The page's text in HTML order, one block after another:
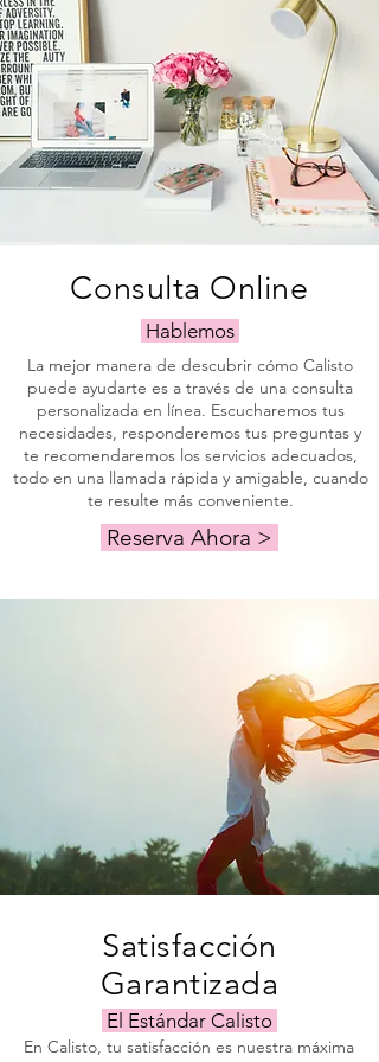
plenamente con el Reglamento
General de Protección de Datos
(RGPD) de la Unión Europea.
Consulta Online
Hablemos
La mejor manera de descubrir cómo Calisto
puede ayudarte es a través de una consulta
personalizada en línea. Escucharemos tus
necesidades, responderemos tus preguntas y
te recomendaremos los servicios adecuados,
todo en una llamada rápida y amigable, cuando
te resulte más conveniente.
Reserva Ahora >
Satisfacción
Garantizada
El Estándar Calisto
En Calisto, tu satisfacción es nuestra máxima